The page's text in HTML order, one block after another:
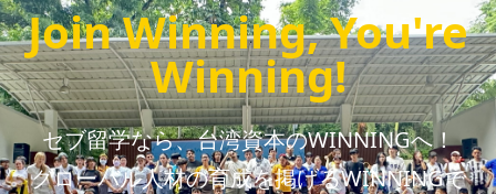
Join Winning, You're
Winning!
セブ留学なら、台湾資本のWINNINGへ！
グローバル人材の育成を掲げるWINNINGで